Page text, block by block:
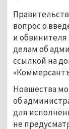
вопрос о
и
делам об
ссылкой на
Новшества
об
для
не